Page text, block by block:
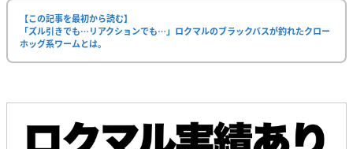
【この記事を最初から読む】
「ズル引きでも…リアクションでも…」ロクマルのブラックバスが釣れたクロー
ホッグ系ワームとは。